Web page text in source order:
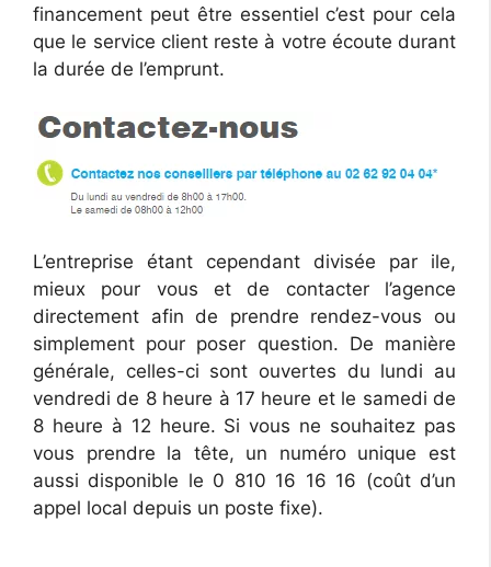
financement peut être essentiel c’est pour cela
que le service client reste à votre écoute durant
la durée de l’emprunt.
L’entreprise étant cependant divisée par ile,
mieux pour vous et de contacter l’agence
directement afin de prendre rendez-vous ou
simplement pour poser question. De manière
générale, celles-ci sont ouvertes du lundi au
vendredi de 8 heure à 17 heure et le samedi de
8 heure à 12 heure. Si vous ne souhaitez pas
vous prendre la tête, un numéro unique est
aussi disponible le 0 810 16 16 16 (coût d’un
appel local depuis un poste fixe).